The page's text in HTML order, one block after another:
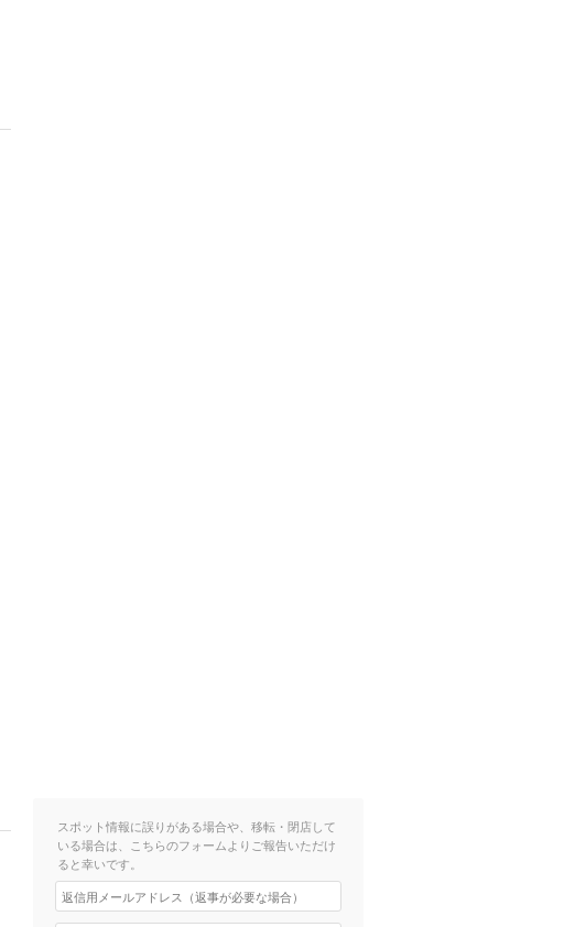
スポット情報に誤りがある場合や、移転・閉店して
いる場合は、こちらのフォームよりご報告いただけ
ると幸いです。